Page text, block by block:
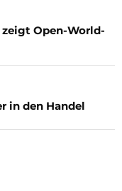
zeigt Open-World-
in den Handel